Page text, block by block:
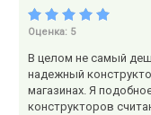
Оценка: 5
В целом не самый
надежный
магазинах. Я
конструкторов